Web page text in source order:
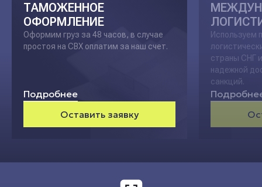
ТАМОЖЕННОЕ
ОФОРМЛЕНИЕ
Оформим груз за 48 часов, в случае
простоя на СВХ оплатим за наш счет.
Подробнее
Оставить заявку
Используем
страны СНГ
надежной
санкций.